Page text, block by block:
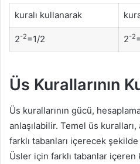
kuralı kullanarak
2-2=1/2 2-2
Üs Kurallarının
Üs kurallarının gücü,
anlaşılabilir. Temel üs
farklı tabanları içerecek
Üsler için farklı tabanlar içeren